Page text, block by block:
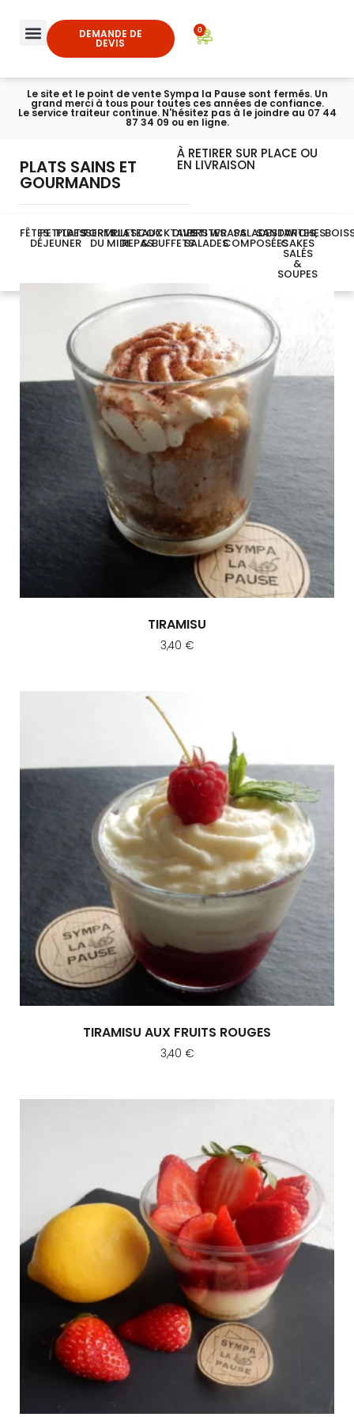
DEMANDE DE
DEVIS
0
Le site et le point de vente Sympa la Pause sont fermés. Un
grand merci à tous pour toutes ces années de confiance.
Le service traiteur continue. N'hésitez pas à le joindre au 07 44
87 34 09 ou en ligne.
PLATS SAINS ET
GOURMANDS
À RETIRER SUR PLACE OU
EN LIVRAISON
FÊTESPETIT-
DÉJEUNER
PLATS
DESSERTS
FORMULES
DU MIDI
PLATEAUX
REPAS
COCKTAILS
& BUFFETS
DIVERS
PETITES
SALADES
WRAPSSALADES
COMPOSÉES
SANDWICHES
TARTES,
CAKES
SALÉS
&
SOUPES
TIRAMISU
3,40 €
TIRAMISU AUX FRUITS ROUGES
3,40 €